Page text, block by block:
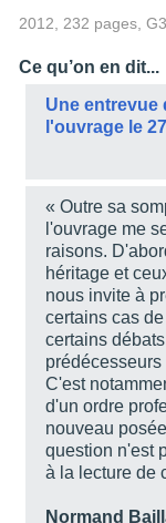
Crédits
Précisions \nsur les
2012, 232 pages,
Ce qu’on en dit...
Une entrevue
l'ouvrage le
« Outre sa
l'ouvrage me
raisons.
héritage et
nous invite à
certains cas
certains
C'est
d'un ordre
nouveau
question n'est
à la lecture de
Normand